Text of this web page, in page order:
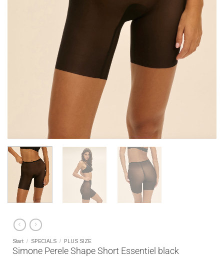
Start / SPECIALS / PLUS SIZE
Simone Perele Shape Short Essentiel black